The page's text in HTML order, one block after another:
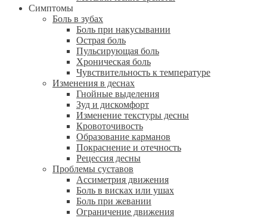
Симптомы
Боль в зубах
Боль при накусывании
Острая боль
Пульсирующая боль
Хроническая боль
Чувствительность к температуре
Изменения в деснах
Гнойные выделения
Зуд и дискомфорт
Изменение текстуры десны
Кровоточивость
Образование карманов
Покраснение и отечность
Рецессия десны
Проблемы суставов
Ассиметрия движения
Боль в висках или ушах
Боль при жевании
Ограничение движения